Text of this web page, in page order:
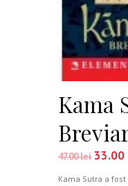
Kama
47.00lei 33.00
Kama Sutra a